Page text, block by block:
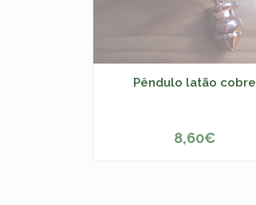
Pêndulo latão cobre
ESGOTADO
8,60€